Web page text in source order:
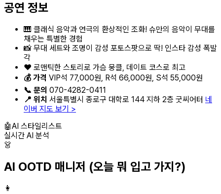
공연 정보
🎹 클래식 음악과 연극의 환상적인 조화! 슈만의 음악이 무대를
채우는 특별한 경험
📸 무대 세트와 조명이 감성 포토스팟으로 딱! 인스타 감성 폭발
각
❤️ 로맨틱한 스토리로 가슴 뭉클, 데이트 코스로 최고
💰 가격 VIP석 77,000원, R석 66,000원, S석 55,000원
📞 문의 070-4282-0411
📍 위치 서울특별시 종로구 대학로 144 지하 2층 굿씨어터 네
이버 지도 보기 >
🤖AI 스타일리스트
실시간 AI 분석
👗
AI OOTD 매니저 (오늘 뭐 입고 가지?)
👩